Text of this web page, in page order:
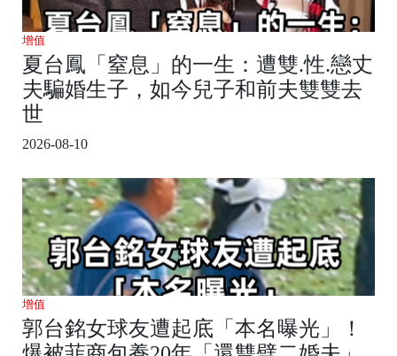
增值
夏台鳳「窒息」的一生：遭雙.性.戀丈
夫騙婚生子，如今兒子和前夫雙雙去
世
2026-08-10
增值
郭台銘女球友遭起底「本名曝光」！